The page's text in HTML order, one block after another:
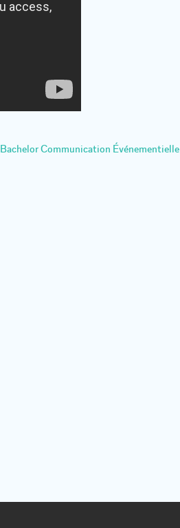
Bachelor Communication Événementielle